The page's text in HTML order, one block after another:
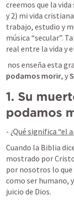
creemos que la vida
y 2) mi vida
trabajo, estudio y
música “secular”.
real entre la vida y
nos enseña esta
podamos morir, y
1. Su
podamos
- ¿Qué significa “el
Cuando la Biblia
mostrado por
por nosotros lo que
como ser humano,
juicio de Dios.